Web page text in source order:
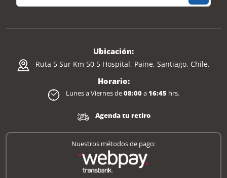
Ubicación:
Ruta 5 Sur Km 50,5 Hospital, Paine, Santiago, Chile.
Horario:
Lunes a Viernes de08:00a16:45 hrs.
Agenda tu retiro
Nuestros métodos de pago: